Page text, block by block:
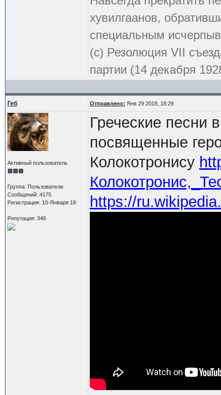
хувилгаанов,
специальным
(с) Резолюция VII
партии (14 декабря
Геб Отправлено: Янв 29 2018, 18:29
Активный пользователь
Группа: Пользователи
Сообщений: 4175
Регистрация: 10-Января 18
Репутация: 348
Греческие песни
посвященные
Колокотронису
https://